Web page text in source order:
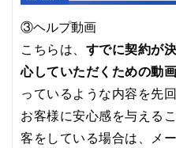
③ヘルプ動画
こちらは、 すでに契約が
心していただくための動画
っているような内容を先
お客様に安心感を与える
客をしている場合は、メ